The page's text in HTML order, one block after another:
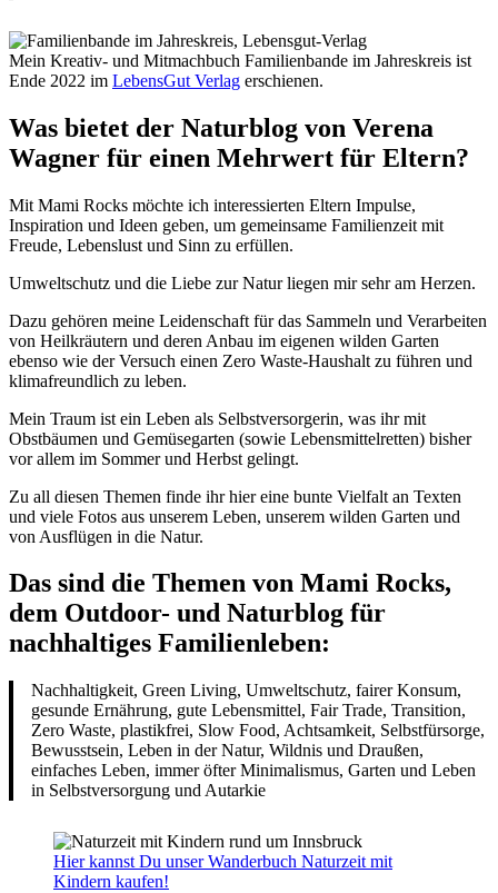
Mein Kreativ- und Mitmachbuch Familienbande im Jahreskreis ist
Ende 2022 im LebensGut Verlag erschienen.
Was bietet der Naturblog von Verena
Wagner für einen Mehrwert für Eltern?
Mit Mami Rocks möchte ich interessierten Eltern Impulse,
Inspiration und Ideen geben, um gemeinsame Familienzeit mit
Freude, Lebenslust und Sinn zu erfüllen.
Umweltschutz und die Liebe zur Natur liegen mir sehr am Herzen.
Dazu gehören meine Leidenschaft für das Sammeln und Verarbeiten
von Heilkräutern und deren Anbau im eigenen wilden Garten
ebenso wie der Versuch einen Zero Waste-Haushalt zu führen und
klimafreundlich zu leben.
Mein Traum ist ein Leben als Selbstversorgerin, was ihr mit
Obstbäumen und Gemüsegarten (sowie Lebensmittelretten) bisher
vor allem im Sommer und Herbst gelingt.
Zu all diesen Themen finde ihr hier eine bunte Vielfalt an Texten
und viele Fotos aus unserem Leben, unserem wilden Garten und
von Ausflügen in die Natur.
Das sind die Themen von Mami Rocks,
dem Outdoor- und Naturblog für
nachhaltiges Familienleben:
Nachhaltigkeit, Green Living, Umweltschutz, fairer Konsum,
gesunde Ernährung, gute Lebensmittel, Fair Trade, Transition,
Zero Waste, plastikfrei, Slow Food, Achtsamkeit, Selbstfürsorge,
Bewusstsein, Leben in der Natur, Wildnis und Draußen,
einfaches Leben, immer öfter Minimalismus, Garten und Leben
in Selbstversorgung und Autarkie
Hier kannst Du unser Wanderbuch Naturzeit mit
Kindern kaufen!